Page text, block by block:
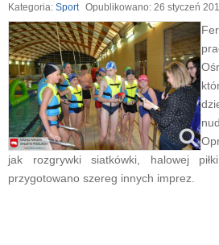
Kategoria: Sport Opublikowano: 26 styczeń
jak rozgrywki siatkówki, halowej
przygotowano szereg innych imprez.